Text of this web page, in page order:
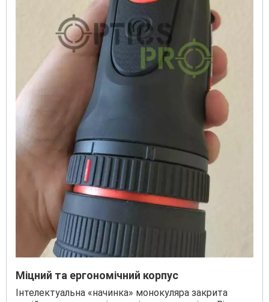
Міцний та ергономічний корпус
Інтелектуальна «начинка» монокуляра закрита